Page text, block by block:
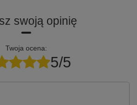
swoją opinię
Twoja ocena:
5/5